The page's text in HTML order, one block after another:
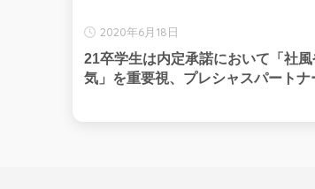
2020年6月18日
21卒学生は内定承諾において「社風
気」を重要視、プレシャスパートナ